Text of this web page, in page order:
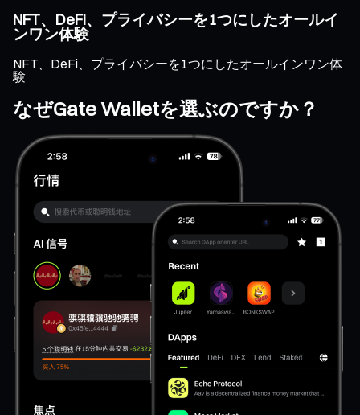
NFT、DeFi、プライバシーを1つにしたオールイ
ンワン体験
NFT、DeFi、プライバシーを1つにしたオールインワン体
験
なぜGate Walletを選ぶのですか？